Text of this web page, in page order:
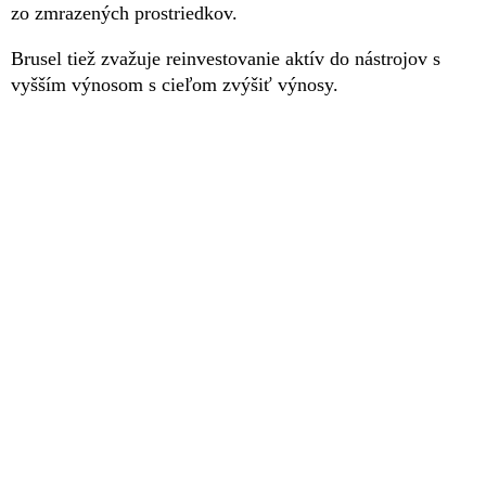
zo zmrazených prostriedkov.
Brusel tiež zvažuje reinvestovanie aktív do nástrojov s
vyšším výnosom s cieľom zvýšiť výnosy.